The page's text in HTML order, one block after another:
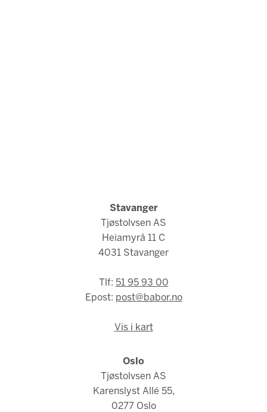
Stavanger
Tjøstolvsen AS
Heiamyrå 11 C
4031 Stavanger
Tlf: 51 95 93 00
Epost: post@babor.no
Vis i kart
Oslo
Tjøstolvsen AS
Karenslyst Allé 55,
0277 Oslo